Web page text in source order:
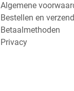
Algemene
Bestellen en
Betaalmethoden
Privacy